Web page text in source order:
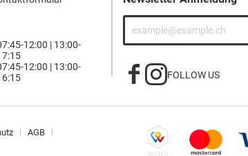
12:00 | 13:00-
12:00 | 13:00-
FOLLOW US
AGB